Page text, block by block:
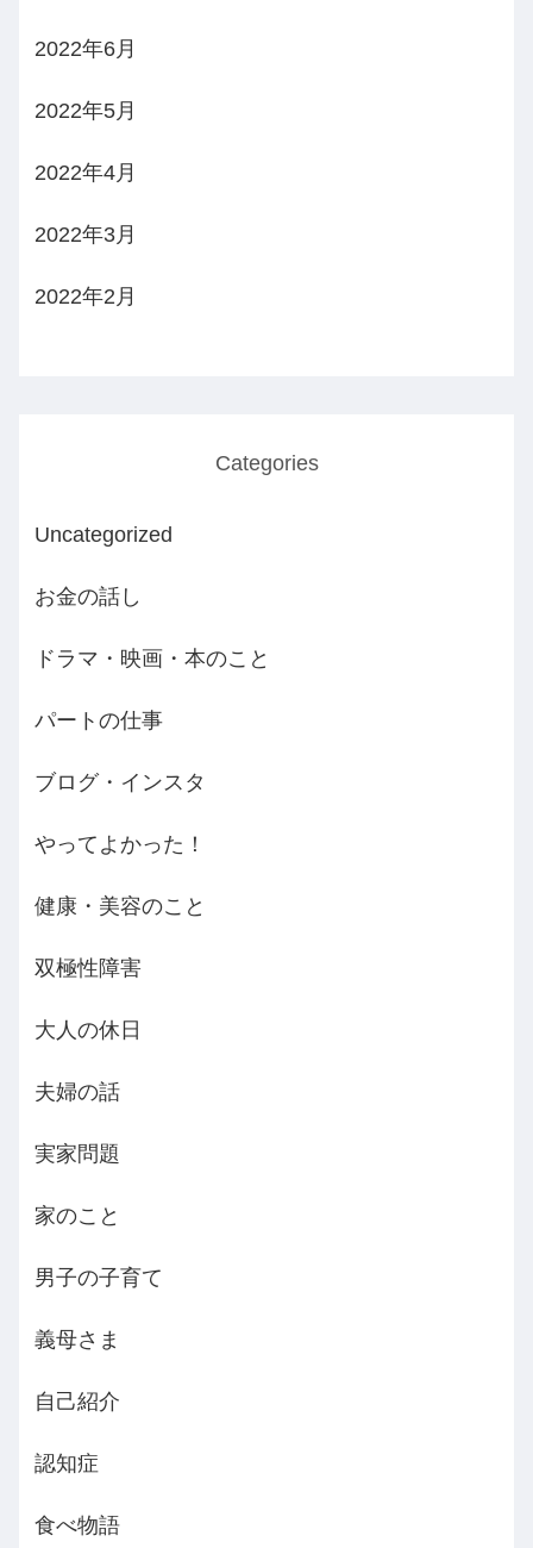
2022年6月
2022年5月
2022年4月
2022年3月
2022年2月
Categories
Uncategorized
お金の話し
ドラマ・映画・本のこと
パートの仕事
ブログ・インスタ
やってよかった！
健康・美容のこと
双極性障害
大人の休日
夫婦の話
実家問題
家のこと
男子の子育て
義母さま
自己紹介
認知症
食べ物語